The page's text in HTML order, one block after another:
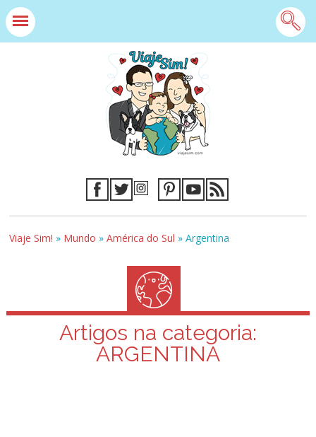
Viaje Sim! » Mundo »América do Sul »Argentina
Artigos na categoria:
ARGENTINA